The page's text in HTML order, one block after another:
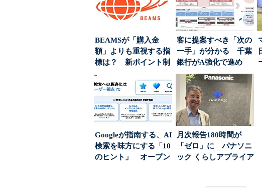
BEAMSが「購入金
額」よりも重視する指
標は？ 新ポイント制
度の狙い
客に提案すべき「次の
一手」が分かる 千葉
銀行がA強化で進め
る“One to On...
Googleが指南する、AI
検索を味方にする「10
のヒント」 オープン
月次報告180時間が
「ゼロ」に パナソニ
ック くらしアプライア